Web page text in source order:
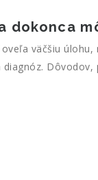
dokonca
väčšiu
Dôvodov,